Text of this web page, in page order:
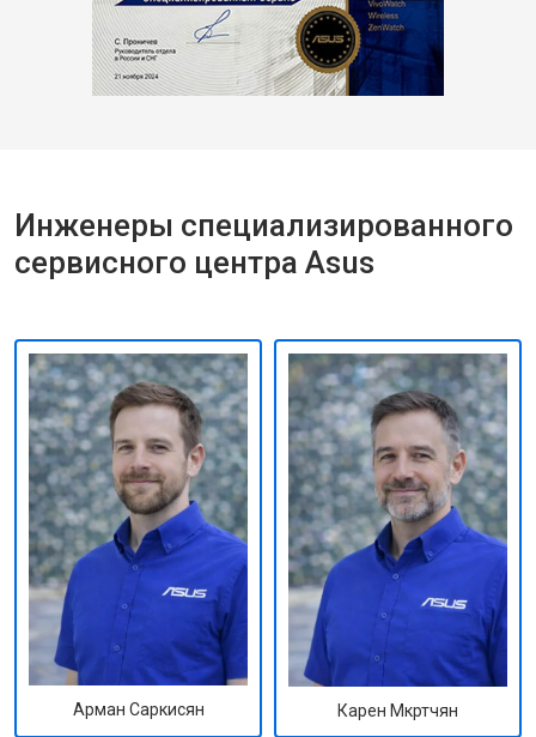
Инженеры специализированного
сервисного центра Asus
Арман Саркисян Карен Мкртчян